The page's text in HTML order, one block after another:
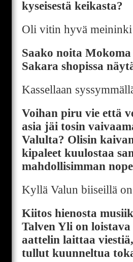
kyseisestä keikasta?
Oli vitin hyvä meininki
Saako noita
Sakara shopissa
Kassellaan
Voihan piru vie että
asia jäi tosin
Valulta? Olisin
kipaleet kuulostaa
mahdollisimman
Kyllä Valun biiseillä
Kiitos hienosta
Talven Yli on
aattelin laittaa
tullut kuunneltua